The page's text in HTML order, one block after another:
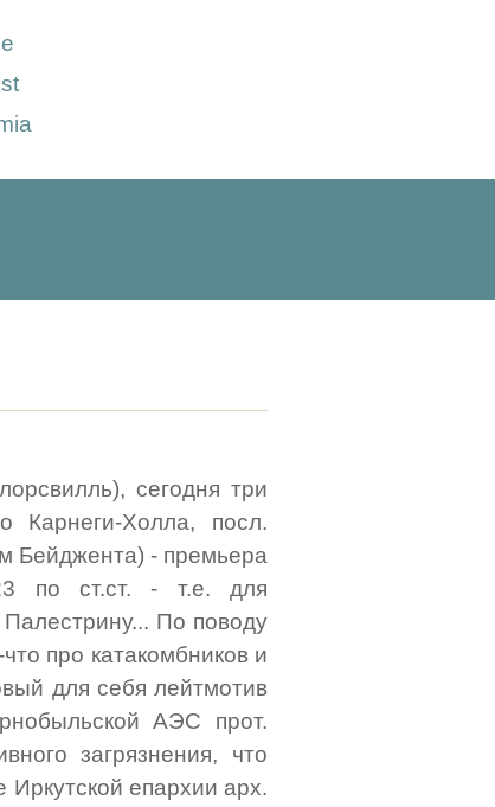
сегодня три
Карнеги-Холла, посл.
Бейджента) - премьера
по ст.ст. - т.е. для
По поводу
про катакомбников и
для себя лейтмотив
АЭС прот.
загрязнения, что
Иркутской епархии арх.